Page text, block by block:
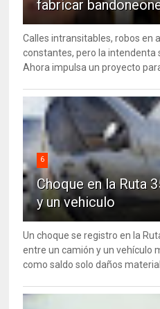
fabricar
Calles intransitables, robos en
constantes, pero la intendenta
Ahora impulsa un proyecto
6
Choque en la Ruta
y un vehiculo
Un choque se registro en la
entre un camión y un vehículo
como saldo solo daños